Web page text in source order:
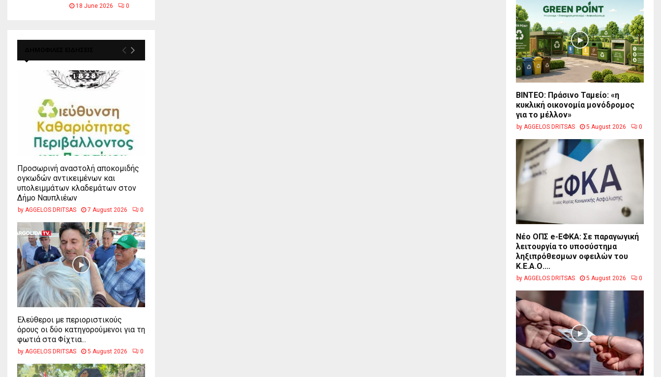
18 June 2026 0
Προσωρινή αναστολή αποκομιδής
ογκωδών αντικειμένων και
υπολειμμάτων κλαδεμάτων στον
Δήμο Ναυπλιέων
by AGGELOS DRITSAS 7 August 2026 0
Ελεύθεροι με περιοριστικούς
όρους οι δύο κατηγορούμενοι για τη
φωτιά στα Φίχτια...
by AGGELOS DRITSAS 5 August 2026 0
BINTEO: Πράσινο Ταμείο: «η
κυκλική οικονομία μονόδρομος
για το μέλλον»
by AGGELOS DRITSAS 5 August 2026 0
Νέο ΟΠΣ e-ΕΦΚΑ: Σε παραγωγική
λειτουργία το υποσύστημα
ληξιπρόθεσμων οφειλών του
Κ.Ε.Α.Ο....
by AGGELOS DRITSAS 5 August 2026 0